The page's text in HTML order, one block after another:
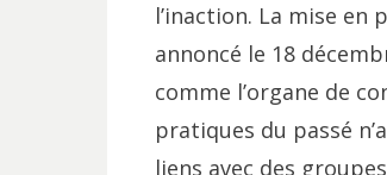
l’inaction. La mise en
annoncé le 18
comme l’organe de
pratiques du passé
liens avec des